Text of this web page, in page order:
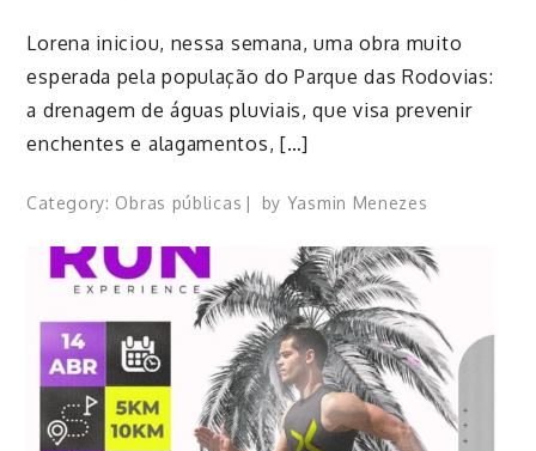
Lorena iniciou, nessa semana, uma obra muito
esperada pela população do Parque das Rodovias:
a drenagem de águas pluviais, que visa prevenir
enchentes e alagamentos, […]
Category: Obras públicas by Yasmin Menezes